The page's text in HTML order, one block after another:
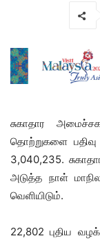
சுகாதார
தொற்றுகளை
3,040,235.
அடுத்த நாள்
வெளியிடும்.
22,802 புதிய